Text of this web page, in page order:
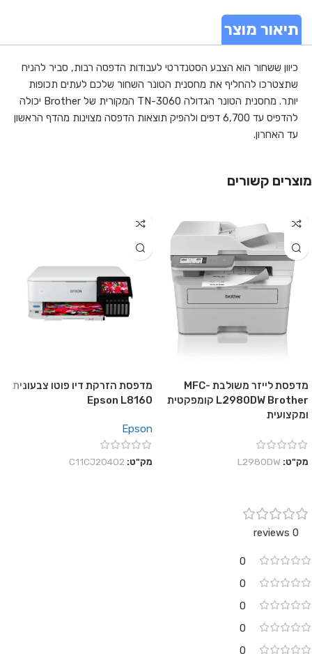
תיאור מוצר
כיוון ששחור הוא הצבע הסטנדרטי לעבודות הדפסה רבות, סביר להניח
שתצטרכו להחליף את מחסנית הטונר השחור שלכם לעתים תכופות
יותר. מחסנית הטונר הגדולה TN-3060 המקורית של Brother יכולה
להדפיס עד 6,700 דפים ולהפיק תוצאות הדפסה מצוינות מהדף הראשון
עד האחרון.
מוצרים קשורים
מדפסת לייזר משולבת MFC-
L2980DW Brother קומפקטית
ומקצועית
מק"ט: L2980DW
מדפסת הזרקת דיו פוטו צבעונית
Epson L8160
Epson
מק"ט: C11CJ20402
0 reviews
0
0
0
0
0